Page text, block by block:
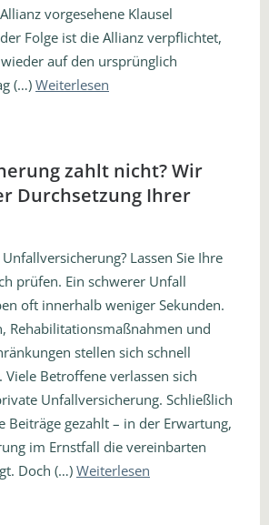
vorgesehene Klausel
Folge ist die Allianz verpflichtet,
auf den ursprünglich
(…) Weiterlesen
zahlt nicht? Wir
Durchsetzung Ihrer
Lassen Sie Ihre
prüfen. Ein schwerer Unfall
oft innerhalb weniger Sekunden.
Rehabilitationsmaßnahmen und
stellen sich schnell
Viele Betroffene verlassen sich
Unfallversicherung. Schließlich
Beiträge gezahlt – in der Erwartung,
im Ernstfall die vereinbarten
Doch (…) Weiterlesen